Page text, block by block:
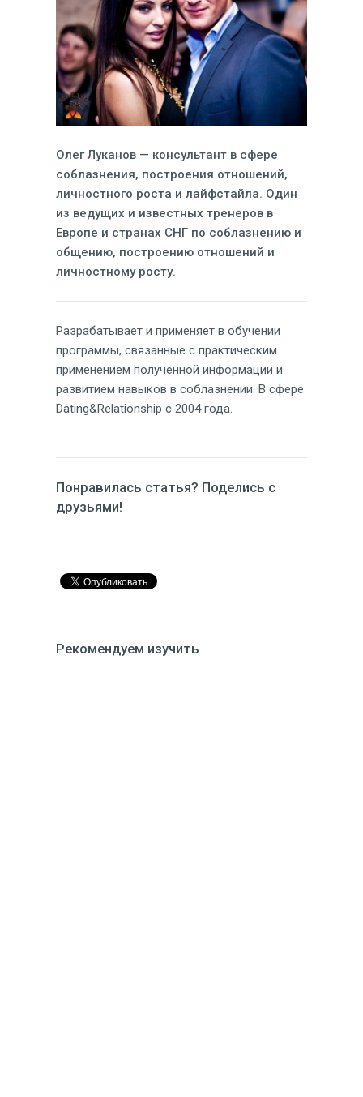
Олег Луканов — консультант в сфере
соблазнения, построения отношений,
личностного роста и лайфстайла. Один
из ведущих и известных тренеров в
Европе и странах СНГ по соблазнению и
общению, построению отношений и
личностному росту.
Разрабатывает и применяет в обучении
программы, связанные с практическим
применением полученной информации и
развитием навыков в соблазнении. В сфере
Dating&Relationship с 2004 года.
Понравилась статья? Поделись с
друзьями!
Рекомендуем изучить